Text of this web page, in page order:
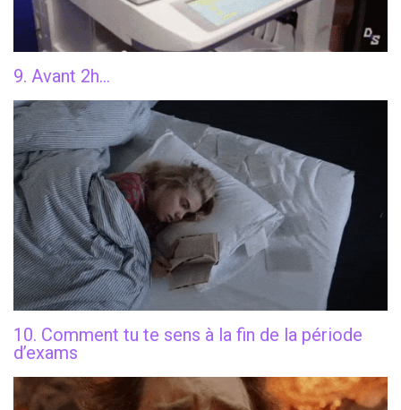
9. Avant 2h…
10. Comment tu te sens à la fin de la période
d’exams